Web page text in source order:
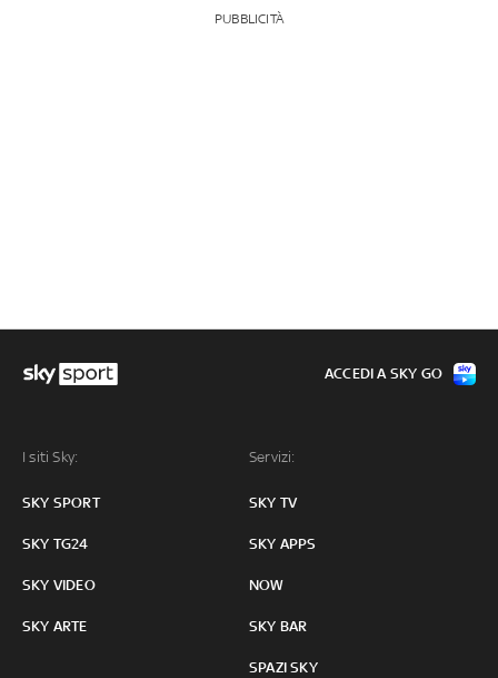
PUBBLICITÀ
I siti Sky:
SKY SPORT
SKY TG24
SKY VIDEO
SKY ARTE
Servizi:
SKY TV
SKY APPS
NOW
SKY BAR
SPAZI SKY
ACCEDI A SKY GO